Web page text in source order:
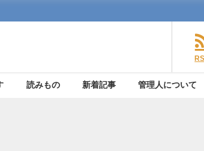
読みもの 新着記事 管理人について